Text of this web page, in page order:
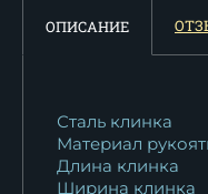
ОПИСАНИЕ
Сталь клинка
Материал
Длина клинка
Ширина клинка